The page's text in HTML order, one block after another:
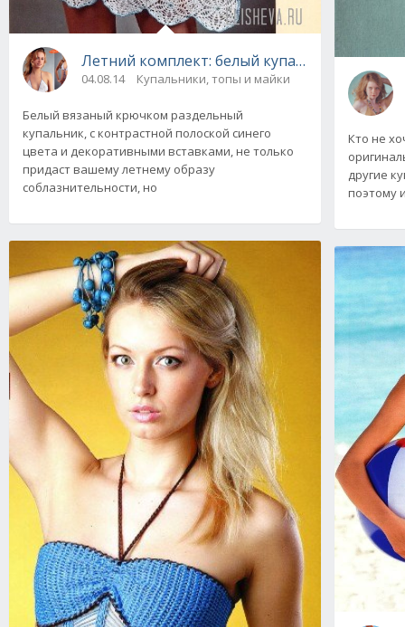
Летний комплект: белый купальник и
04.08.14 Купальники, топы и майки
Белый вязаный крючком раздельный
купальник, с контрастной полоской синего
цвета и декоративными вставками, не только
придаст вашему летнему образу
соблазнительности, но
Кто не
другие
поэтому